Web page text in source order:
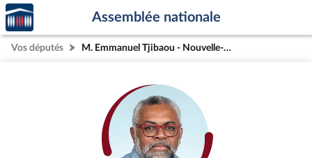
Aller au contenu
Aller en bas de la page
Accèder
à la
page
d'accueil
Assemblée nationale
Vos députés M. Emmanuel Tjibaou - Nouvelle-Calédonie (2e circonscription)